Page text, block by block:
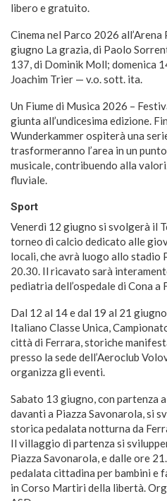
libero e gratuito.
Cinema nel Parco 2026
giugno La grazia, di Paolo
137, di Dominik Moll; domenica
Joachim Trier — v.o. sott. ita.
Un Fiume di Musica 2026 –
giunta all’undicesima edizione.
Wunderkammer ospiterà una
trasformeranno l’area in un
musicale, contribuendo alla
fluviale.
Sport
Venerdì 12 giugno si svolgerà il
torneo di calcio dedicato alle
locali, che avrà luogo allo stadio
20.30. Il ricavato sarà
pediatria dell’ospedale di Cona a
Dal 12 al 14 e dal 19 al 21
Italiano Classe Unica,
città di Ferrara, storiche
presso la sede dell’Aeroclub
organizza gli eventi.
Sabato 13 giugno, con partenza
davanti a Piazza Savonarola, si
storica pedalata notturna da
Il villaggio di partenza si
Piazza Savonarola, e dalle ore
pedalata cittadina per bambini e
in Corso Martiri della libertà.